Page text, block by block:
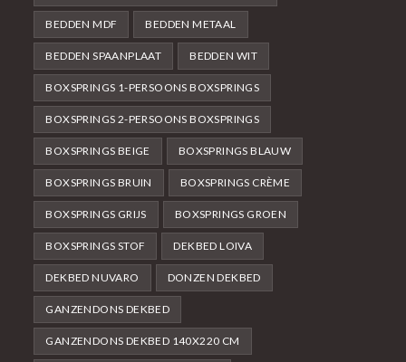
BEDDEN MDF BEDDEN METAAL
BEDDEN SPAANPLAAT BEDDEN WIT
BOXSPRINGS 1-PERSOONS BOXSPRINGS
BOXSPRINGS 2-PERSOONS BOXSPRINGS
BOXSPRINGS BEIGE BOXSPRINGS BLAUW
BOXSPRINGS BRUIN BOXSPRINGS CRÈME
BOXSPRINGS GRIJS BOXSPRINGS GROEN
BOXSPRINGS STOF DEKBED LOIVA
DEKBED NUVARO DONZEN DEKBED
GANZENDONS DEKBED
GANZENDONS DEKBED 140X220 CM